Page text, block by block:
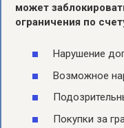
может
ограничения по
Нарушение
Возможное
Покупки за